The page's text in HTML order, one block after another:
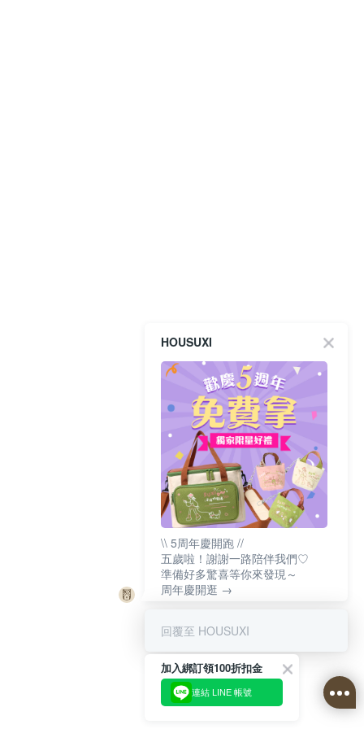
HOUSUXI
\\ 5周年慶開跑 //
五歲啦！謝謝一路陪伴我們♡
準備好多驚喜等你來發現～
周年慶開逛 →
回覆至 HOUSUXI
加入綁訂領100折扣金
連結 LINE 帳號